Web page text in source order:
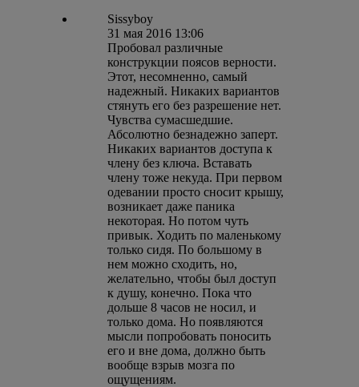
Sissyboy
31 мая 2016 13:06
Пробовал различные
конструкции поясов верности.
Этот, несомненно, самый
надежный. Никаких вариантов
стянуть его без разрешение нет.
Чувства сумасшедшие.
Абсолютно безнадежно заперт.
Никаких вариантов доступа к
члену без ключа. Вставать
члену тоже некуда. При первом
одевании просто сносит крышу,
возникает даже паника
некоторая. Но потом чуть
привык. Ходить по маленькому
только сидя. По большому в
нем можно сходить, но,
желательно, чтобы был доступ
к душу, конечно. Пока что
дольше 8 часов не носил, и
только дома. Но появляются
мысли попробовать поносить
его и вне дома, должно быть
вообще взрыв мозга по
ощущениям.